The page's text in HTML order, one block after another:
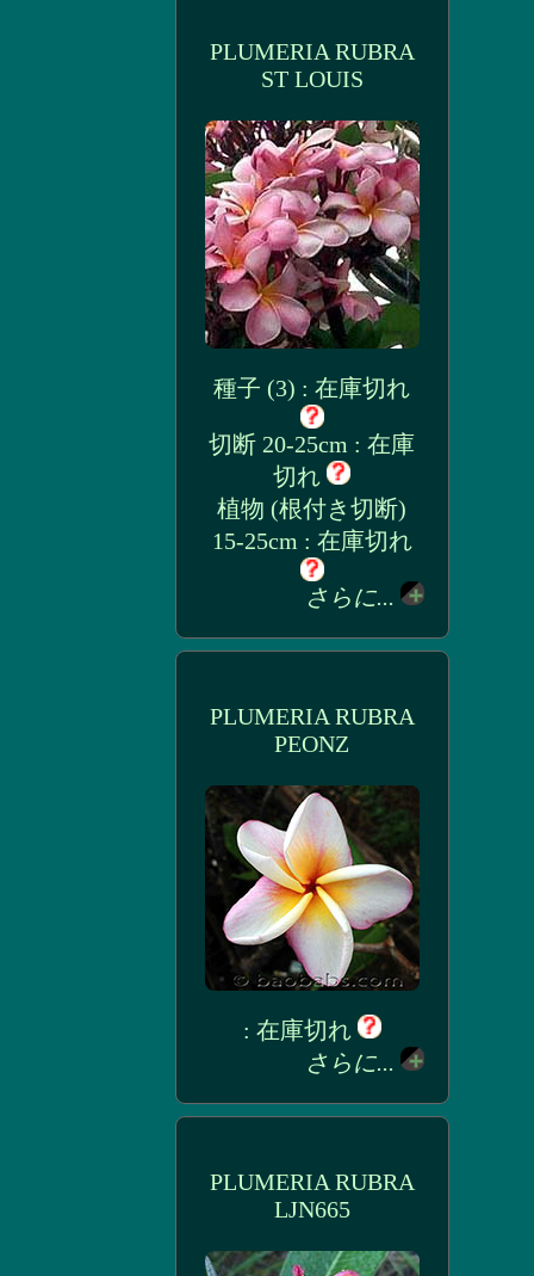
PLUMERIA RUBRA
ST LOUIS
種子 (3) : 在庫切れ
切断 20-25cm : 在庫
切れ
植物 (根付き切断)
15-25cm : 在庫切れ
さらに...
PLUMERIA RUBRA
PEONZ
: 在庫切れ
さらに...
PLUMERIA RUBRA
LJN665